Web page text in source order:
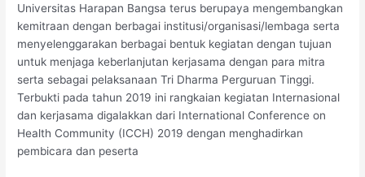
Universitas Harapan Bangsa terus berupaya mengembangkan
kemitraan dengan berbagai institusi/organisasi/lembaga serta
menyelenggarakan berbagai bentuk kegiatan dengan tujuan
untuk menjaga keberlanjutan kerjasama dengan para mitra
serta sebagai pelaksanaan Tri Dharma Perguruan Tinggi.
Terbukti pada tahun 2019 ini rangkaian kegiatan Internasional
dan kerjasama digalakkan dari International Conference on
Health Community (ICCH) 2019 dengan menghadirkan
pembicara dan peserta
Negeri
dengan
2
Perguruan
Tinggi
di
Thailand